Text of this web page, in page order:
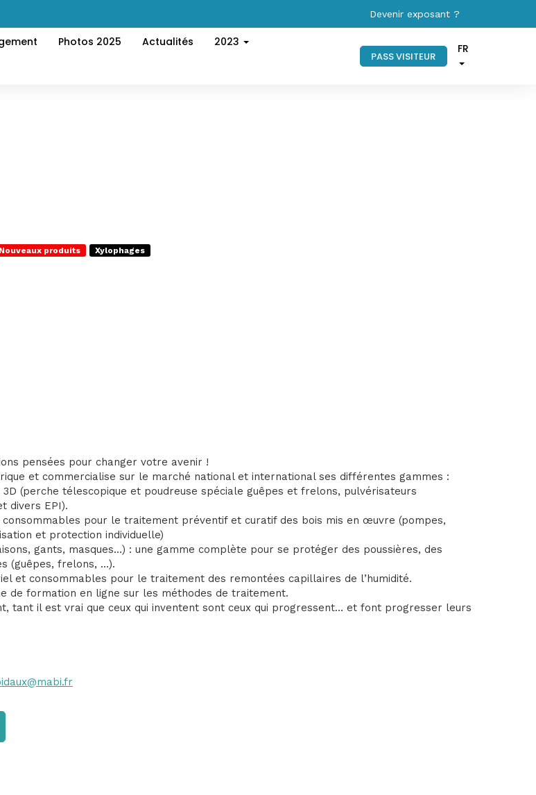
Devenir exposant ?
Photos 2025 Actualités 2023
PASS VISITEUR
FR
Nouveaux produits Xylophages
pensées pour changer votre avenir !
et commercialise sur le marché national et international ses différentes gammes :
(perche télescopique et poudreuse spéciale guêpes et frelons, pulvérisateurs
divers EPI).
pour le traitement préventif et curatif des bois mis en œuvre (pompes,
et protection individuelle)
gants, masques…) : une gamme complète pour se protéger des poussières, des
(guêpes, frelons, …).
et consommables pour le traitement des remontées capillaires de l’humidité.
de formation en ligne sur les méthodes de traitement.
tant il est vrai que ceux qui inventent sont ceux qui progressent… et font progresser leurs